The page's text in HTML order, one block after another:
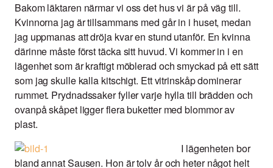
Bakom läktaren närmar vi oss det hus vi är på väg till.
Kvinnorna jag är tillsammans med går in i huset, medan
jag uppmanas att dröja kvar en stund utanför. En kvinna
därinne måste först täcka sitt huvud. Vi kommer in i en
lägenhet som är kraftigt möblerad och smyckad på ett sätt
som jag skulle kalla kitschigt. Ett vitrinskåp dominerar
rummet. Prydnadssaker fyller varje hylla till brädden och
ovanpå skåpet ligger flera buketter med blommor av
plast.
I lägenheten bor
bland annat Sausen. Hon är tolv år och heter något helt